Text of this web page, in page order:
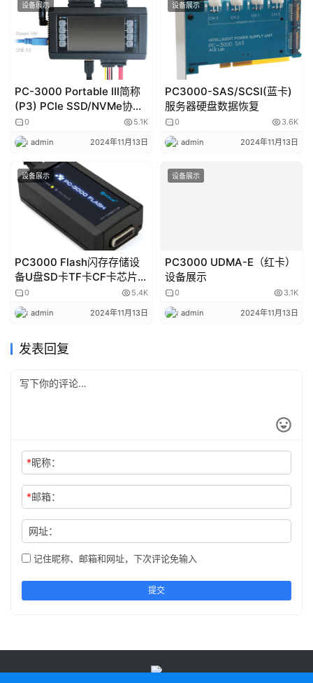
设备展示
PC-3000 Portable III简称
(P3) PCIe SSD/NVMe协议
SSD数据恢复设备
0 5.1K
admin 2024年11月13日
设备展示
PC3000-SAS/SCSI(蓝卡)
服务器硬盘数据恢复
0 3.6K
admin 2024年11月13日
设备展示
PC3000 Flash闪存存储设
备U盘SD卡TF卡CF卡芯片级
数据恢复设备
0 5.4K
admin 2024年11月13日
设备展示
PC3000 UDMA-E（红卡）
设备展示
0 3.1K
admin 2024年11月13日
发表回复
*昵称：
*邮箱：
网址：
记住昵称、邮箱和网址，下次评论免输入
提交